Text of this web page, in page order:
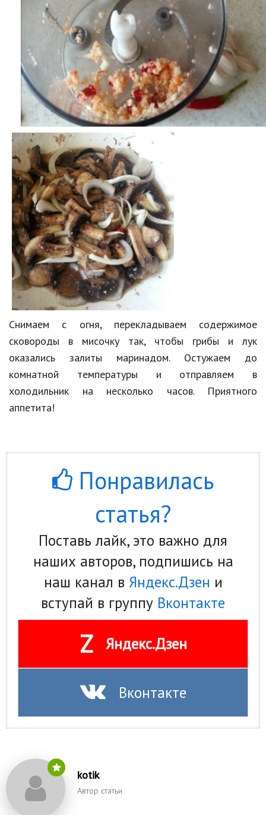
Юриспруденция
Образование
Наука и технологии
Снимаем с огня, перекладываем содержимое
сковороды в мисочку так, чтобы грибы и лук
оказались залиты маринадом. Остужаем до
комнатной температуры и отправляем в
холодильник на несколько часов. Приятного
аппетита!
Понравилась
статья?
Поставь лайк, это важно для
наших авторов, подпишись на
наш канал в Яндекс.Дзен и
вступай в группу Вконтакте
Z Яндекс.Дзен
Вконтакте
kotik
Автор статьи